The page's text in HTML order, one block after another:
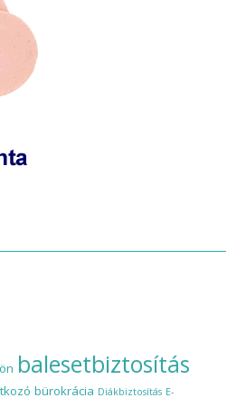
balesetbiztosítás
bürokrácia Diákbiztosítás E-